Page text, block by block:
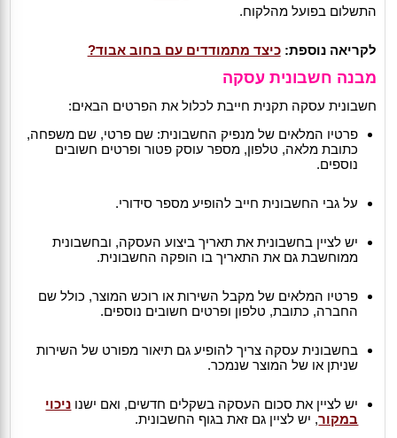
התשלום בפועל מהלקוח.
לקריאה נוספת:כיצד מתמודדים עם בחוב אבוד?
מבנה חשבונית עסקה
חשבונית עסקה תקנית חייבת לכלול את הפרטים הבאים:
פרטיו המלאים של מנפיק החשבונית: שם פרטי, שם משפחה,
כתובת מלאה, טלפון, מספר עוסק פטור ופרטים חשובים
נוספים.
על גבי החשבונית חייב להופיע מספר סידורי.
יש לציין בחשבונית את תאריך ביצוע העסקה, ובחשבונית
ממוחשבת גם את התאריך בו הופקה החשבונית.
פרטיו המלאים של מקבל השירות או רוכש המוצר, כולל שם
החברה, כתובת, טלפון ופרטים חשובים נוספים.
בחשבונית עסקה צריך להופיע גם תיאור מפורט של השירות
שניתן או של המוצר שנמכר.
יש לציין את סכום העסקה בשקלים חדשים, ואם ישנו ניכוי
במקור, יש לציין גם זאת בגוף החשבונית.